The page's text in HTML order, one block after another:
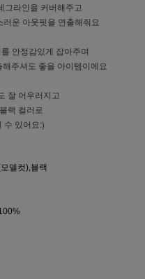
그라인을 커버해주고
운 아웃핏을 연출해줘요
안정감있게 잡아주며
주셔도 좋을 아이템이에요
잘 어우러지고
랙 컬러로
수 있어요:)
델컷),블랙